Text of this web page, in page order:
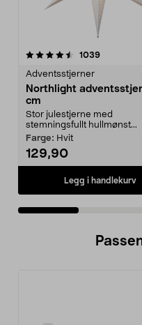
1039
Adventsstjerner
Northlight
cm
Stor julestjerne med
stemningsfullt hullmønst...
Farge: Hvit
129,90
Legg i handlekurv
3.0 av 5 stjerner